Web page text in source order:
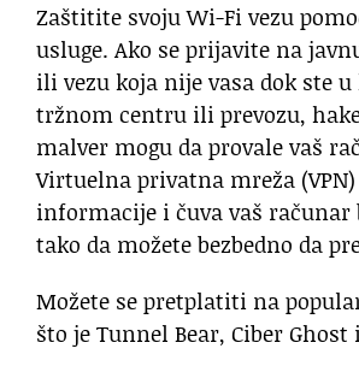
Zaštitite svoju Wi-Fi vezu
usluge. Ako se prijavite na
ili vezu koja nije vasa dok ste
tržnom centru ili prevozu,
malver mogu da provale vaš
Virtuelna privatna mreža
informacije i čuva vaš računar
tako da možete bezbedno da
Možete se pretplatiti na
što je Tunnel Bear, Ciber Ghost